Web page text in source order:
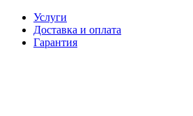
Услуги
Доставка и оплата
Гарантия